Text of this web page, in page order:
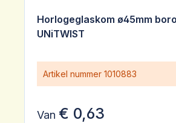
Horlogeglaskom ø45mm
UNiTWIST
Artikel nummer 1010883
Van € 0,63